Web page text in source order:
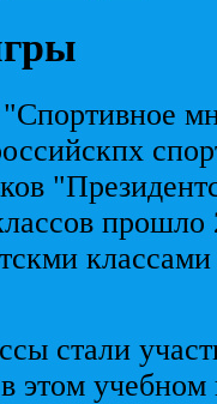
прошло
стали
этом учебном